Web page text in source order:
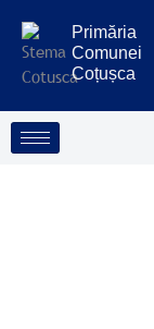
conținut
Primăria
Comunei
Coțușca